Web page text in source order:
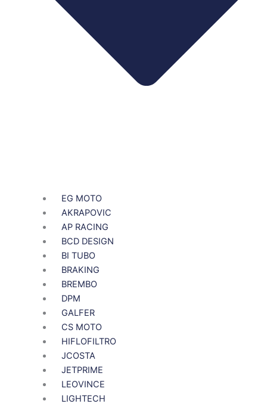
EG MOTO
AKRAPOVIC
AP RACING
BCD DESIGN
BI TUBO
BRAKING
BREMBO
DPM
GALFER
CS MOTO
HIFLOFILTRO
JCOSTA
JETPRIME
LEOVINCE
LIGHTECH